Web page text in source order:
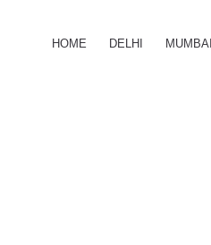
HOME DELHI MUMBAI